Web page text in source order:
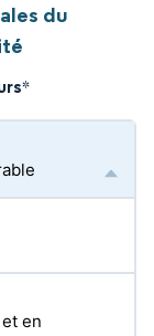
du
*
en